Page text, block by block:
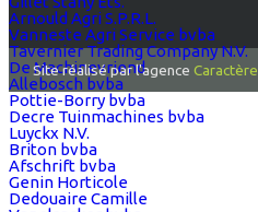
Arnould Agri S.P.R.L.
Vanneste Agri Service bvba
Tavernier Trading Company N.V.
De Machinevriend
Allebosch bvba
Pottie-Borry bvba
Decre Tuinmachines bvba
Luyckx N.V.
Briton bvba
Afschrift bvba
Genin Horticole
Dedouaire Camille
Site réalisé par l'agence Caractère